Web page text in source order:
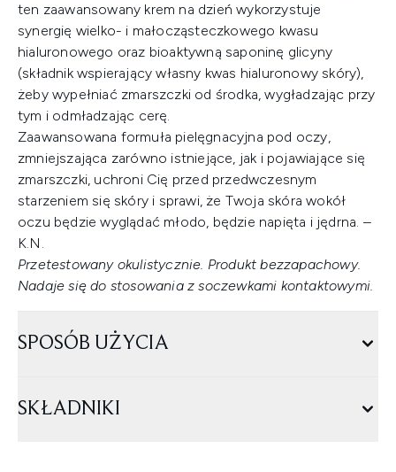
ten zaawansowany krem na dzień wykorzystuje
synergię wielko- i małocząsteczkowego kwasu
hialuronowego oraz bioaktywną saponinę glicyny
(składnik wspierający własny kwas hialuronowy skóry),
żeby wypełniać zmarszczki od środka, wygładzając przy
tym i odmładzając cerę.
Zaawansowana formuła pielęgnacyjna pod oczy,
zmniejszająca zarówno istniejące, jak i pojawiające się
zmarszczki, uchroni Cię przed przedwczesnym
starzeniem się skóry i sprawi, że Twoja skóra wokół
oczu będzie wyglądać młodo, będzie napięta i jędrna. –
K.N.
Przetestowany okulistycznie. Produkt bezzapachowy.
Nadaje się do stosowania z soczewkami kontaktowymi.
SPOSÓB UŻYCIA
SKŁADNIKI